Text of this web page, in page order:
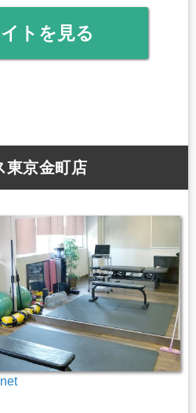
トを見る
東京金町店